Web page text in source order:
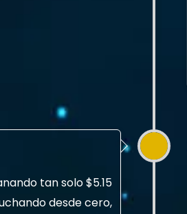
tan solo $5.15
desde cero,